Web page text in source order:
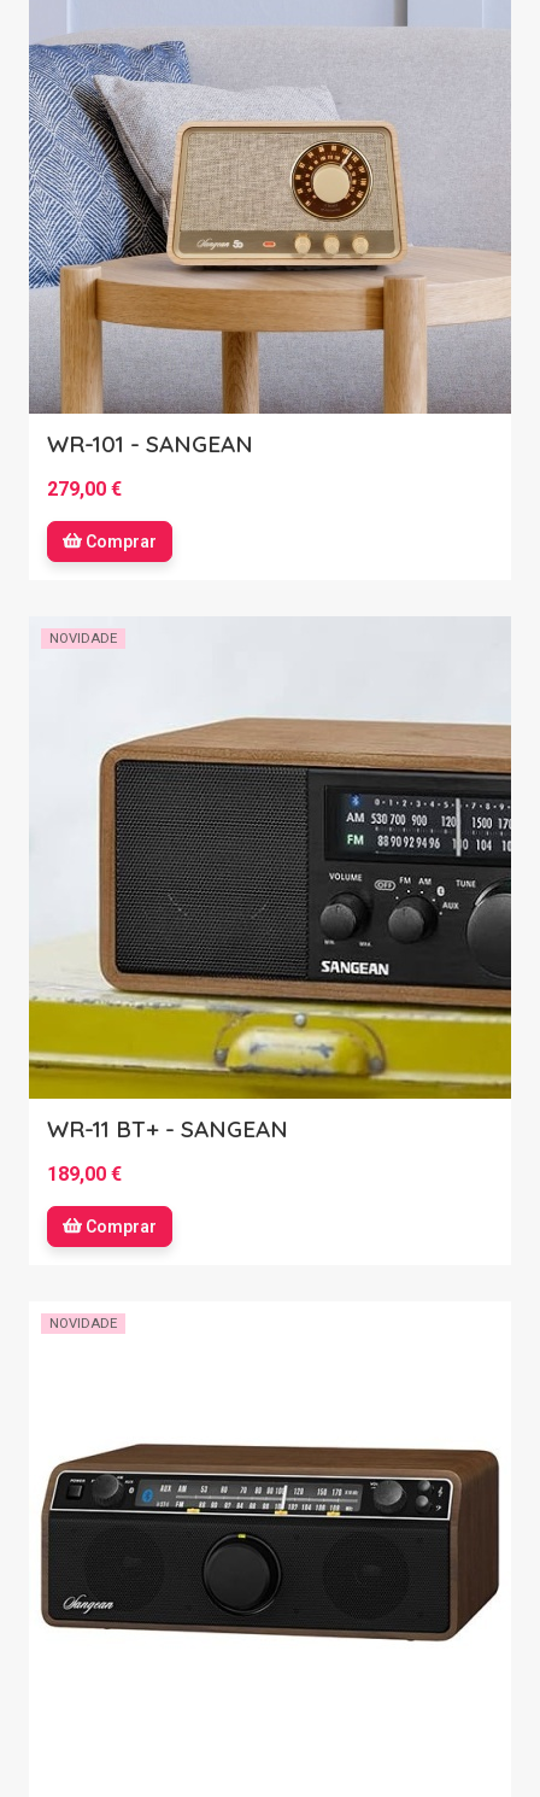
WR-101 - SANGEAN
279,00 €
Comprar
NOVIDADE
WR-11 BT+ - SANGEAN
189,00 €
Comprar
NOVIDADE